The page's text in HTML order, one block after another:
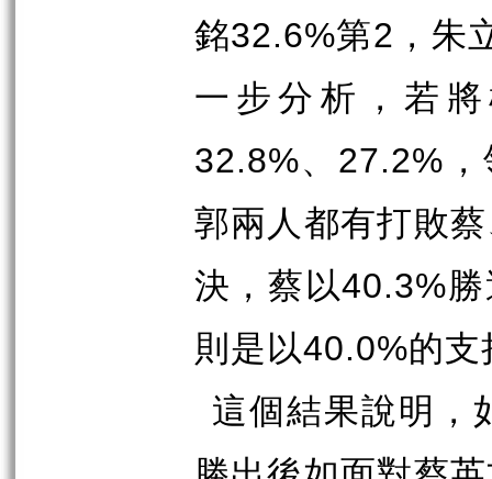
銘32.6%第2 ，朱
一步分析，若
32.8%、 27.2%
郭兩人都有打敗
決，蔡以40.3%
則是以40.0%的支
這個結果說明，